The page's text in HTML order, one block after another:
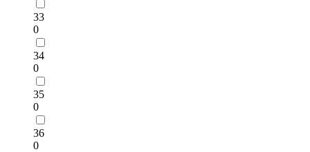
33
0
34
0
35
0
36
0